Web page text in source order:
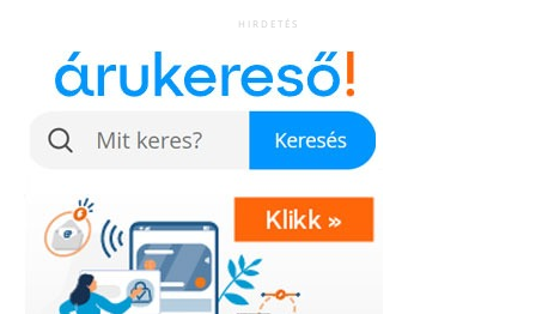
HIRDETÉS